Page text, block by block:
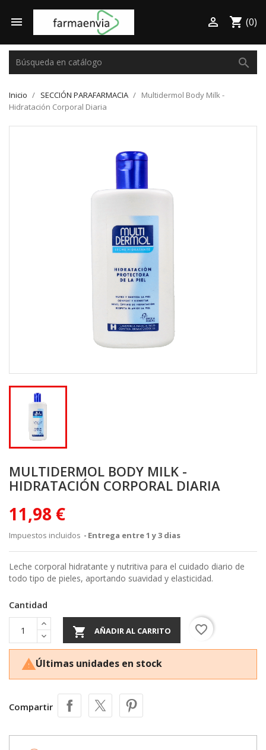
 shopping_cart (0)

search
Inicio SECCIÓN PARAFARMACIA
Multidermol Body Milk -
Hidratación Corporal Diaria
MULTIDERMOL BODY MILK -
HIDRATACIÓN CORPORAL DIARIA
11,98 €
Impuestos incluidos Entrega entre 1 y 3 dias
Leche corporal hidratante y nutritiva para el cuidado diario de
todo tipo de pieles, aportando suavidad y elasticidad.
Cantidad
 AÑADIR AL CARRITO favorite_border
Últimas unidades en stock
Compartir